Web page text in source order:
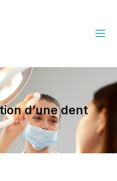
d’une dent